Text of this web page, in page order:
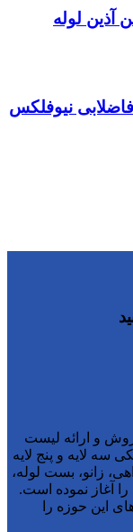
آذین لوله
نیوفلکس
و ارائه لیست
سه لایه و پنج لایه
زانو، بست لوله،
آغاز نموده است.
این حوزه را